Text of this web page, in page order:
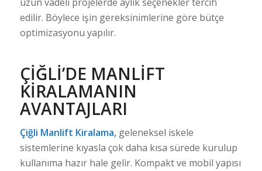
edilir. Böylece işin gereksinimlerine göre bütçe
optimizasyonu yapılır.
ÇIĞLI’DE MANLIFT
KIRALAMANIN
AVANTAJLARI
Çiğli Manlift Kiralama, geleneksel iskele
sistemlerine kıyasla çok daha kısa sürede kurulup
kullanıma hazır hale gelir. Kompakt ve mobil yapısı